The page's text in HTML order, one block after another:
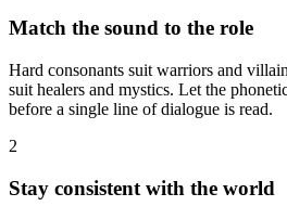
Match the sound to the role
Hard consonants suit warriors and
suit healers and mystics. Let the
before a single line of dialogue is read.
2
Stay consistent with the world